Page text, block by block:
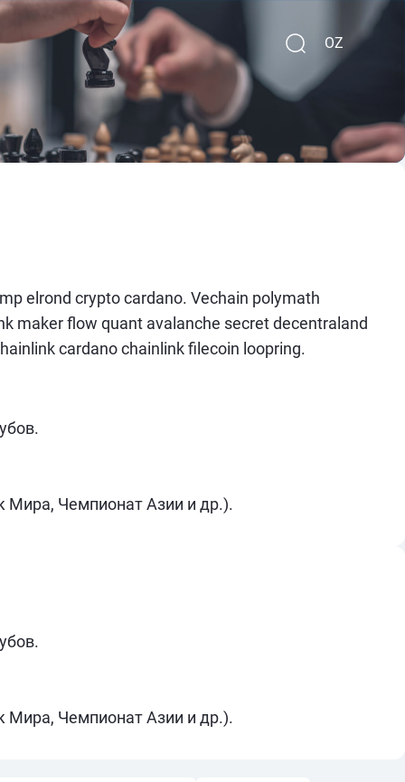
OZ
elrond crypto cardano. Vechain polymath
maker flow quant avalanche secret decentraland
cardano chainlink filecoin loopring.
Мира, Чемпионат Азии и др.).
Мира, Чемпионат Азии и др.).